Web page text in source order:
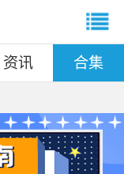
资讯 合集